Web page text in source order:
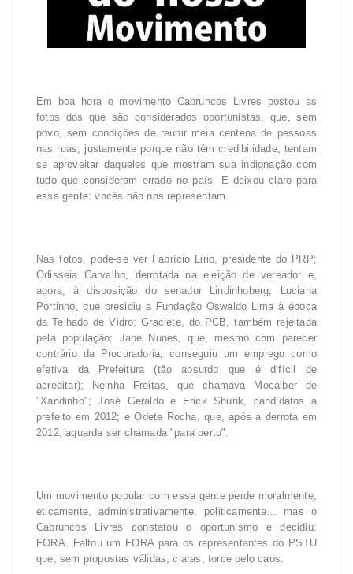
Em boa hora o movimento Cabruncos Livres postou as
fotos dos que são considerados oportunistas, que, sem
povo, sem condições de reunir meia centena de pessoas
nas ruas, justamente porque não têm credibilidade, tentam
se aproveitar daqueles que mostram sua indignação com
tudo que consideram errado no país. E deixou claro para
essa gente: vocês não nos representam.
Nas fotos, pode-se ver Fabrício Lirio, presidente do PRP;
Odisseia Carvalho, derrotada na eleição de vereador e,
agora, à disposição do senador Lindinhoberg; Luciana
Portinho, que presidiu a Fundação Oswaldo Lima à época
da Telhado de Vidro; Graciete, do PCB, também rejeitada
pela população; Jane Nunes, que, mesmo com parecer
contrário da Procuradoria, conseguiu um emprego como
efetiva da Prefeitura (tão absurdo que é difícil de
acreditar); Neinha Freitas, que chamava Mocaiber de
"Xandinho"; José Geraldo e Erick Shunk, candidatos a
prefeito em 2012; e Odete Rocha, que, após a derrota em
2012, aguarda ser chamada "para perto".
Um movimento popular com essa gente perde moralmente,
eticamente, administrativamente, politicamente... mas o
Cabruncos Livres constatou o oportunismo e decidiu:
FORA. Faltou um FORA para os representantes do PSTU
que, sem propostas válidas, claras, torce pelo caos.